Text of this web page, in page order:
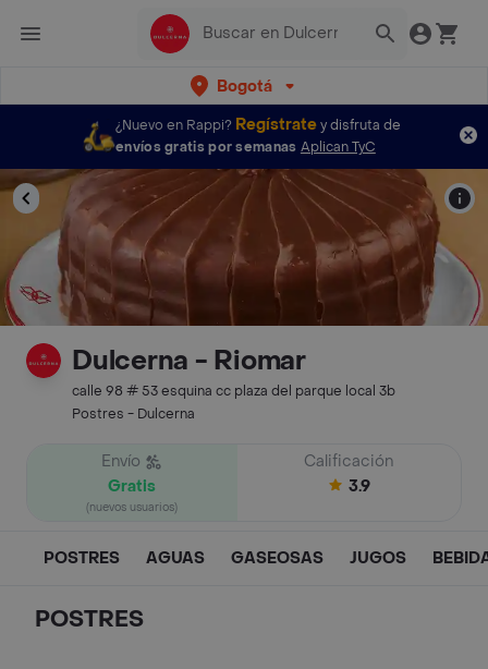
Bogotá
¿Nuevo en Rappi? Regístratey disfruta de
envíos gratis por semanas Aplican TyC
Dulcerna - Riomar
calle 98 # 53 esquina cc plaza del parque local 3b
Postres - Dulcerna
Envío
Gratis
(nuevos usuarios)
Calificación
3.9
POSTRES AGUAS GASEOSAS JUGOS
POSTRES